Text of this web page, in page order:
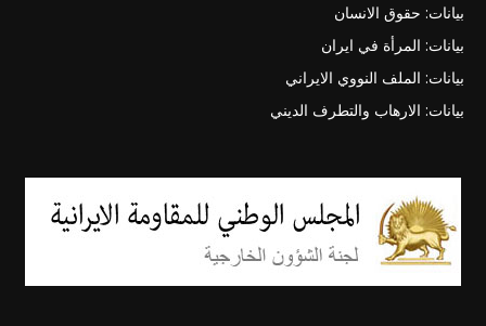
بيانات: حقوق الانسان
بيانات: المرأة في ايران
بيانات: الملف النووي الايراني
بيانات: الارهاب والتطرف الديني